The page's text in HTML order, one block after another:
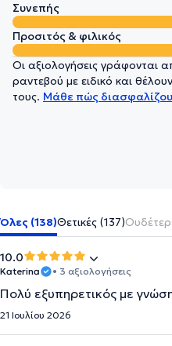
Συνεπής
Προσιτός & φιλικός
Οι αξιολογήσεις γράφονται
ραντεβού με ειδικό και
τους. Μάθε πώς
Όλες (138)Θετικές (137)
10.0
Katerina • 3 αξιολογήσεις
Πολύ εξυπηρετικός με
21 Ιουλίου 2026